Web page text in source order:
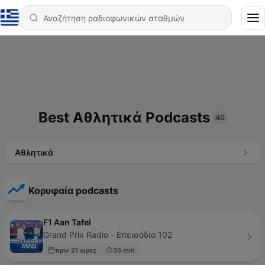
Best Αθλητικά Podcasts 40
Αθλητικά
Κορυφαία podcasts
F1 Aan Tafel
Grand Prix Radio - Επεισόδιο 102
πριν 21 ώρες 35 min